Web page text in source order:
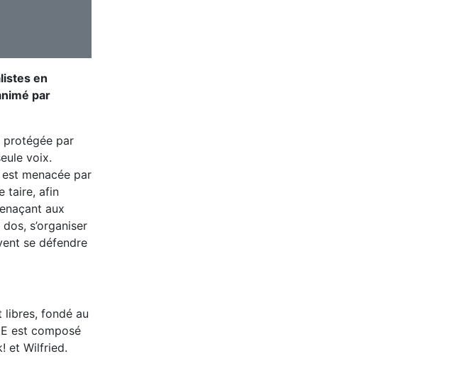
en
par
protégée par
voix.
menacée par
taire, afin
aux
s’organiser
se défendre
libres, fondé au
est composé
et Wilfried.